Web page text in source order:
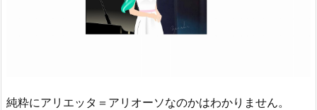
純粋にアリエッタ＝アリオーソなのかはわかりません。